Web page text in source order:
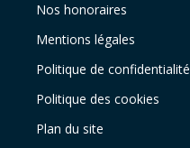
Nos honoraires
Mentions légales
Politique de confidentialité
Politique des cookies
Plan du site